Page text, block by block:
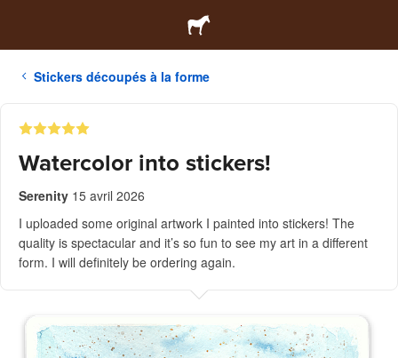
Stickers découpés à la forme
Watercolor into stickers!
Serenity 15 avril 2026
I uploaded some original artwork I painted into stickers! The
quality is spectacular and it’s so fun to see my art in a different
form. I will definitely be ordering again.